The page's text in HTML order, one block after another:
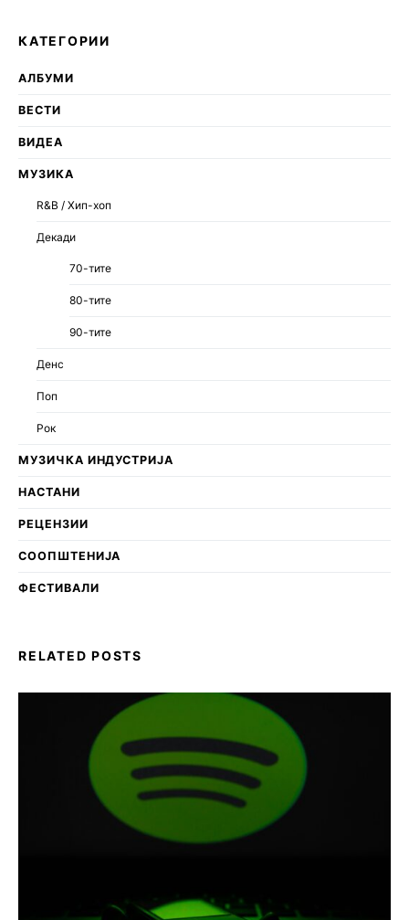
КАТЕГОРИИ
АЛБУМИ
ВЕСТИ
ВИДЕА
МУЗИКА
R&B / Хип-хоп
Декади
70-тите
80-тите
90-тите
Денс
Поп
Рок
МУЗИЧКА ИНДУСТРИЈА
НАСТАНИ
РЕЦЕНЗИИ
СООПШТЕНИЈА
ФЕСТИВАЛИ
RELATED POSTS